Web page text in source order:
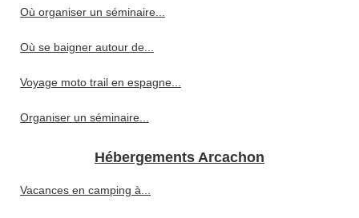
Où organiser un séminaire...
Où se baigner autour de...
Voyage moto trail en espagne...
Organiser un séminaire...
Hébergements Arcachon
Vacances en camping à...